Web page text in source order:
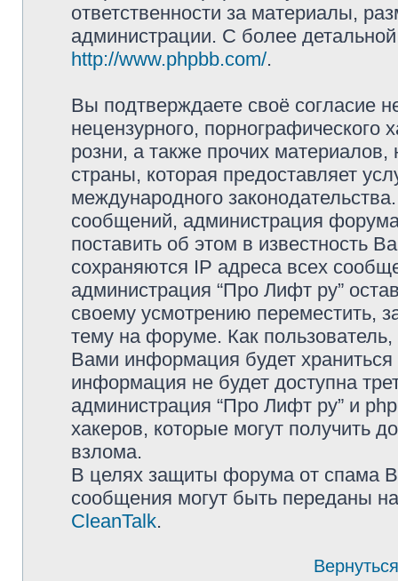
ответственности за материалы,
администрации. С более
http://www.phpbb.com/.
Вы подтверждаете своё согласие
нецензурного, порнографического
розни, а также прочих
страны, которая предоставляет
международного
сообщений, администрация
поставить об этом в известность
сохраняются IP адреса всех
администрация “Про Лифт ру”
своему усмотрению переместить,
тему на форуме. Как
Вами информация будет
информация не будет доступна
администрация “Про Лифт ру” и
хакеров, которые могут получить
взлома.
В целях защиты форума от спама
сообщения могут быть переданы
CleanTalk.